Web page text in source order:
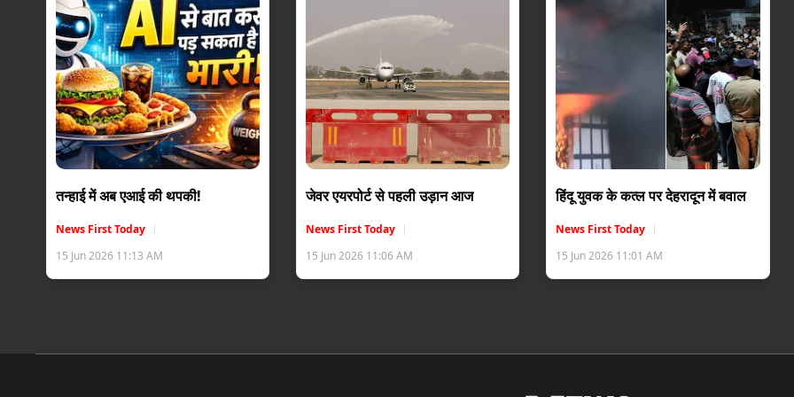
तन्हाई में अब एआई की थपकी!
News First Today
15 Jun 2026 11:13 AM
जेवर एयरपोर्ट से पहली उड़ान आज
News First Today
15 Jun 2026 11:06 AM
हिंदू युवक के कत्ल पर देहरादून में बवाल
News First Today
15 Jun 2026 11:01 AM